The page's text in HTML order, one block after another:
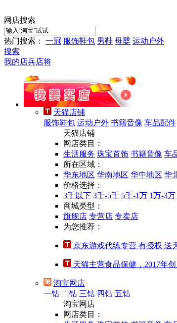
网店搜索
热门搜索： 一冠 服饰鞋包 男鞋 母婴 运动户外
搜索
我的店兵店将
天猫店铺
服饰鞋包 运动户外 书籍音像 车品配件
天猫店铺
网店类目：
生活服务 珠宝首饰 书籍音像 车
所在区域：
华东地区 华南地区 华中地区 华
价格选择：
3千以下 3千-5千 5千-1万 1万-3万
商城类型：
旗舰店 专营店 专卖店
为您推荐：
京东游戏代练专营 有授权 送
天猫主营食品保健，2017年创
淘宝网店
一钻 二钻 三钻 四钻 五钻
淘宝网店
网店类目：